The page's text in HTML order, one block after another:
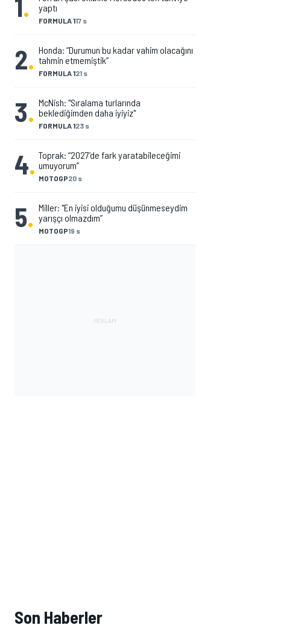
FORMULA 117 s
yaptı
2. FORMULA 121 s
Honda: “Durumun bu kadar vahim olacağını
tahmin etmemiştik”
3. FORMULA 123 s
McNish: "Sıralama turlarında
beklediğimden daha iyiyiz"
4. MOTOGP20 s
Toprak: “2027’de fark yaratabileceğimi
umuyorum”
5. MOTOGP19 s
Miller: "En iyisi olduğumu düşünmeseydim
yarışçı olmazdım”
Son Haberler